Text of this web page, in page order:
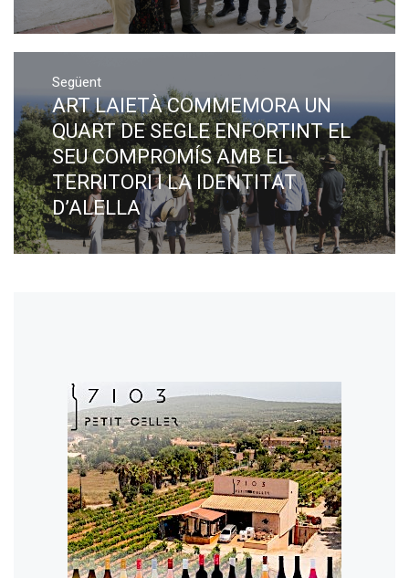
Següent
Next
post:
ART LAIETÀ COMMEMORA UN
QUART DE SEGLE ENFORTINT EL
SEU COMPROMÍS AMB EL
TERRITORI I LA IDENTITAT
D’ALELLA